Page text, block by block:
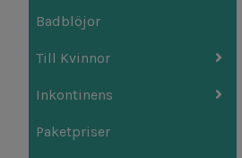
Badblöjor
Till Kvinnor
Inkontinens
Paketpriser